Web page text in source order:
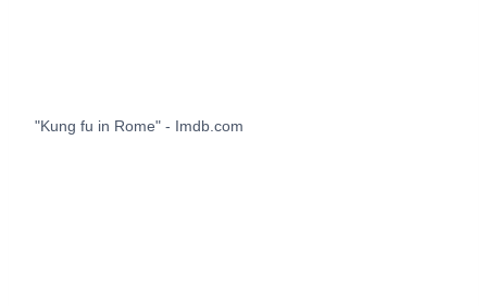
"Kung fu in Rome" - Imdb.com